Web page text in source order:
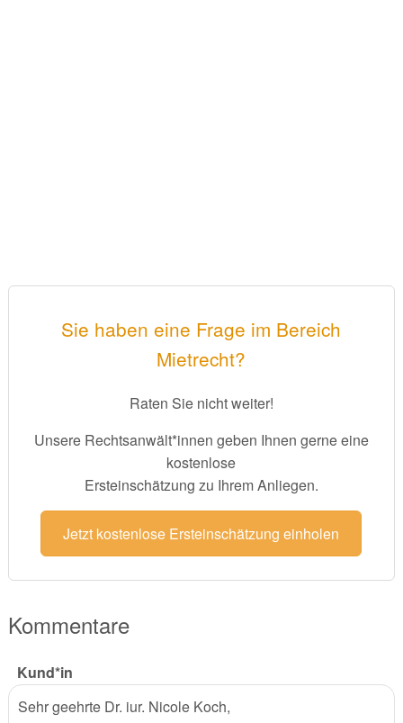
Sie haben eine Frage im Bereich
Mietrecht?
Raten Sie nicht weiter!
Unsere Rechtsanwält*innen geben Ihnen gerne eine
kostenlose
Ersteinschätzung zu Ihrem Anliegen.
Jetzt kostenlose Ersteinschätzung einholen
Kommentare
Kund*in
Sehr geehrte Dr. iur. Nicole Koch,